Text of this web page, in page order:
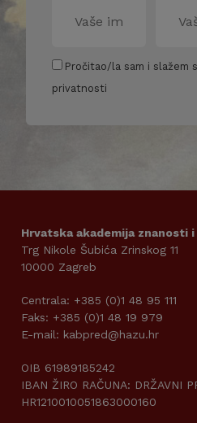
Pročitao/la sam i slažem
privatnosti
Hrvatska akademija znanosti
Trg Nikole Šubića Zrinskog 11
10000 Zagreb
Centrala: +385 (0)1 48 95 111
Faks: +385 (0)1 48 19 979
E-mail: kabpred@hazu.hr
OIB 61989185242
IBAN ŽIRO RAČUNA: DRŽAVNI
HR1210010051863000160